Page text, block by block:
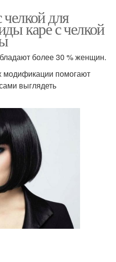
для
каре с челкой
более 30 % женщин.
модификации помогают
выглядеть